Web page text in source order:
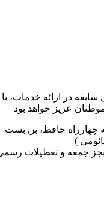
سنتر امیران با بیش از ۲۰ سال سابقه در ارائه خدمات، با
عزیز خواهد بود
چهارراه حافظ، بن بست